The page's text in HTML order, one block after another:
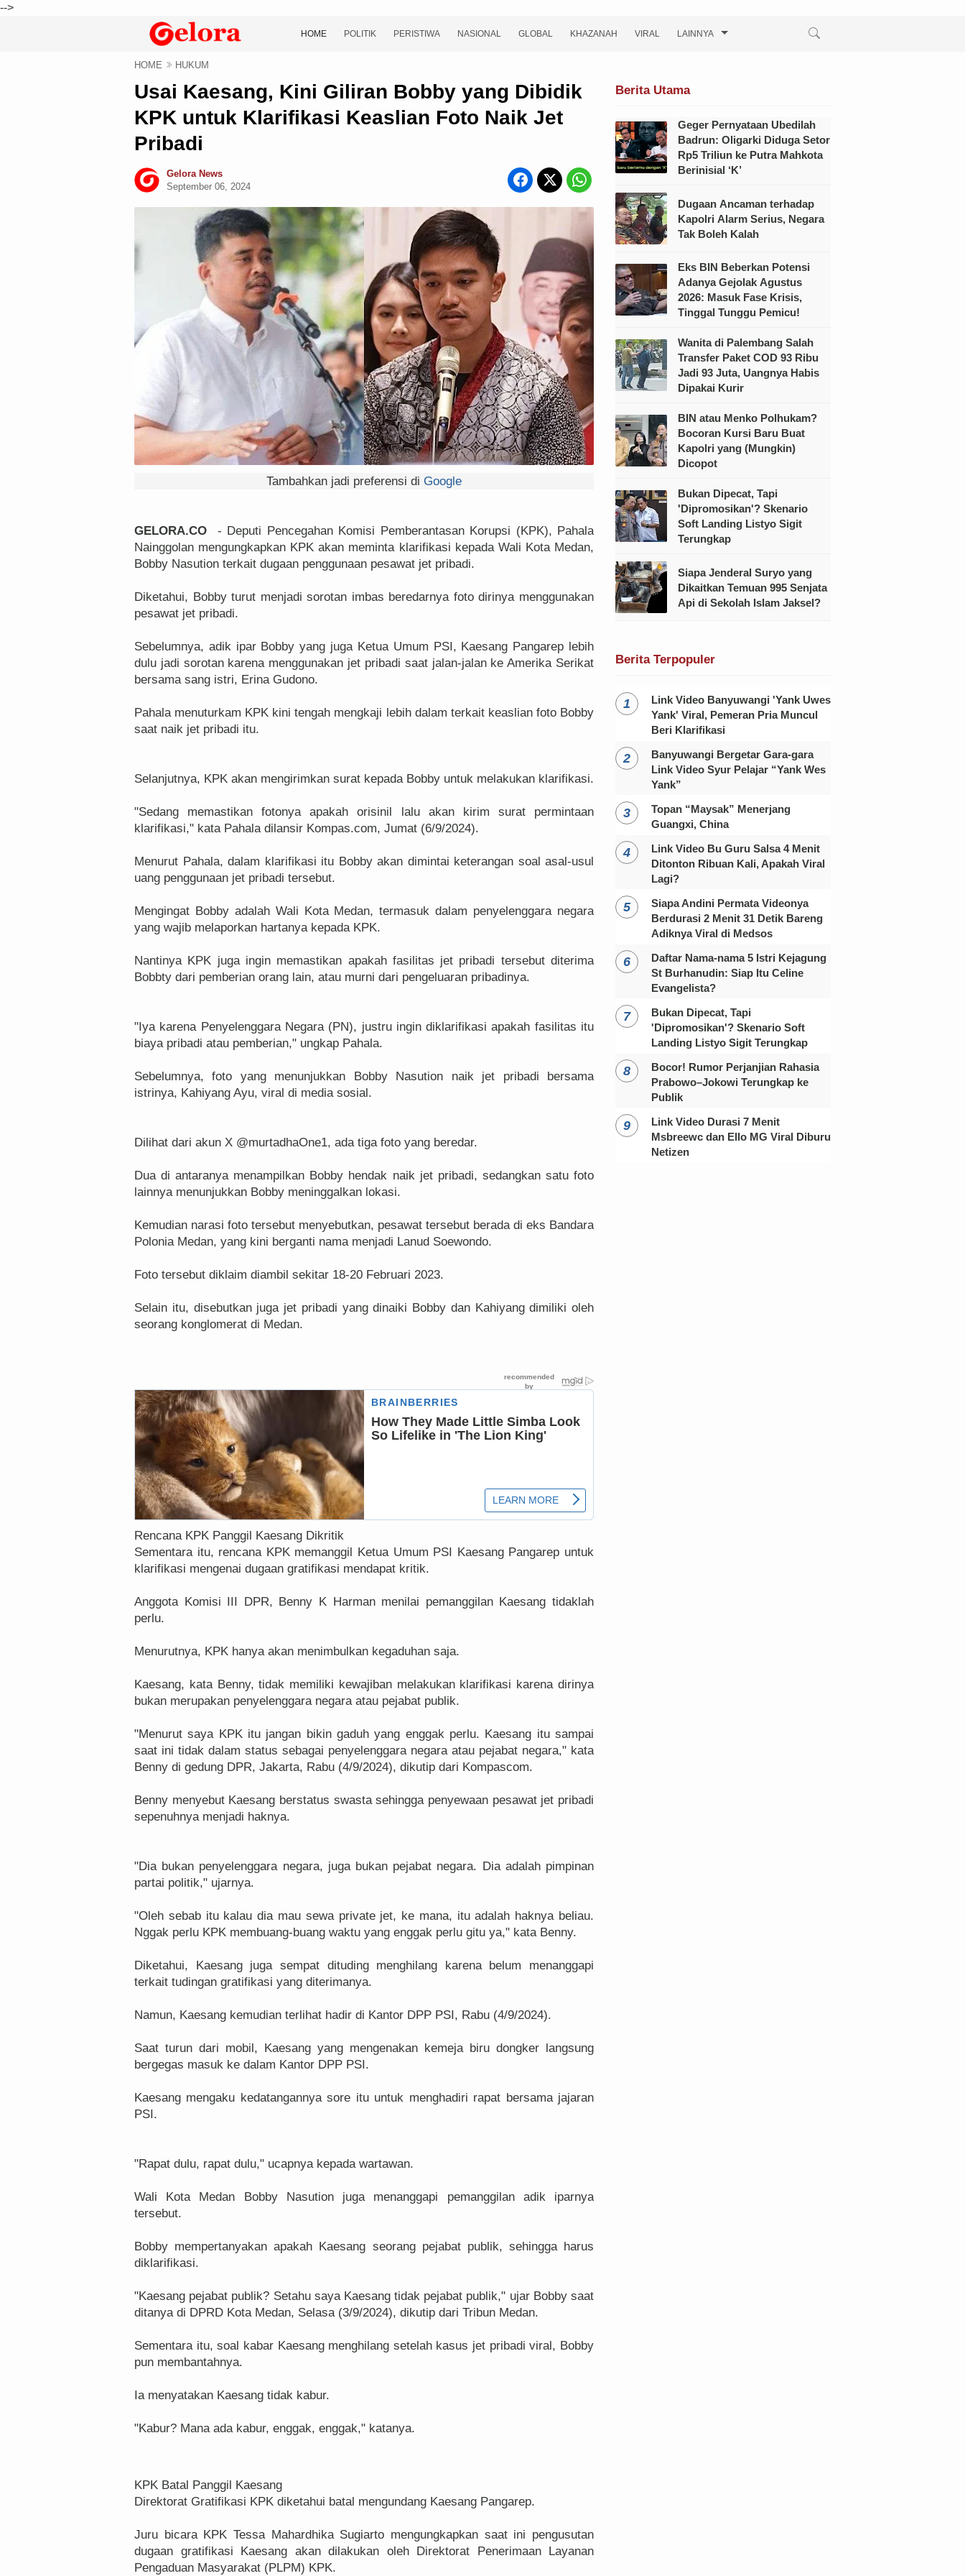
-->
HOME POLITIK PERISTIWA NASIONAL GLOBAL KHAZANAH VIRAL LAINNYA
HOME HUKUM
Usai Kaesang, Kini Giliran Bobby yang Dibidik
KPK untuk Klarifikasi Keaslian Foto Naik Jet
Pribadi
Gelora News
September 06, 2024
Tambahkan jadi preferensi di Google
GELORA.CO - Deputi Pencegahan Komisi Pemberantasan Korupsi (KPK), Pahala
Nainggolan mengungkapkan KPK akan meminta klarifikasi kepada Wali Kota Medan,
Bobby Nasution terkait dugaan penggunaan pesawat jet pribadi.
Diketahui, Bobby turut menjadi sorotan imbas beredarnya foto dirinya menggunakan
pesawat jet pribadi.
Sebelumnya, adik ipar Bobby yang juga Ketua Umum PSI, Kaesang Pangarep lebih
dulu jadi sorotan karena menggunakan jet pribadi saat jalan-jalan ke Amerika Serikat
bersama sang istri, Erina Gudono.
Pahala menuturkam KPK kini tengah mengkaji lebih dalam terkait keaslian foto Bobby
saat naik jet pribadi itu.
Selanjutnya, KPK akan mengirimkan surat kepada Bobby untuk melakukan klarifikasi.
"Sedang memastikan fotonya apakah orisinil lalu akan kirim surat permintaan
klarifikasi," kata Pahala dilansir Kompas.com, Jumat (6/9/2024).
Menurut Pahala, dalam klarifikasi itu Bobby akan dimintai keterangan soal asal-usul
uang penggunaan jet pribadi tersebut.
Mengingat Bobby adalah Wali Kota Medan, termasuk dalam penyelenggara negara
yang wajib melaporkan hartanya kepada KPK.
Nantinya KPK juga ingin memastikan apakah fasilitas jet pribadi tersebut diterima
Bobbty dari pemberian orang lain, atau murni dari pengeluaran pribadinya.
"Iya karena Penyelenggara Negara (PN), justru ingin diklarifikasi apakah fasilitas itu
biaya pribadi atau pemberian," ungkap Pahala.
Sebelumnya, foto yang menunjukkan Bobby Nasution naik jet pribadi bersama
istrinya, Kahiyang Ayu, viral di media sosial.
Dilihat dari akun X @murtadhaOne1, ada tiga foto yang beredar.
Dua di antaranya menampilkan Bobby hendak naik jet pribadi, sedangkan satu foto
lainnya menunjukkan Bobby meninggalkan lokasi.
Kemudian narasi foto tersebut menyebutkan, pesawat tersebut berada di eks Bandara
Polonia Medan, yang kini berganti nama menjadi Lanud Soewondo.
Foto tersebut diklaim diambil sekitar 18-20 Februari 2023.
Selain itu, disebutkan juga jet pribadi yang dinaiki Bobby dan Kahiyang dimiliki oleh
seorang konglomerat di Medan.
Rencana KPK Panggil Kaesang Dikritik
Sementara itu, rencana KPK memanggil Ketua Umum PSI Kaesang Pangarep untuk
klarifikasi mengenai dugaan gratifikasi mendapat kritik.
Anggota Komisi III DPR, Benny K Harman menilai pemanggilan Kaesang tidaklah
perlu.
Menurutnya, KPK hanya akan menimbulkan kegaduhan saja.
Kaesang, kata Benny, tidak memiliki kewajiban melakukan klarifikasi karena dirinya
bukan merupakan penyelenggara negara atau pejabat publik.
"Menurut saya KPK itu jangan bikin gaduh yang enggak perlu. Kaesang itu sampai
saat ini tidak dalam status sebagai penyelenggara negara atau pejabat negara," kata
Benny di gedung DPR, Jakarta, Rabu (4/9/2024), dikutip dari Kompascom.
Benny menyebut Kaesang berstatus swasta sehingga penyewaan pesawat jet pribadi
sepenuhnya menjadi haknya.
"Dia bukan penyelenggara negara, juga bukan pejabat negara. Dia adalah pimpinan
partai politik," ujarnya.
"Oleh sebab itu kalau dia mau sewa private jet, ke mana, itu adalah haknya beliau.
Nggak perlu KPK membuang-buang waktu yang enggak perlu gitu ya," kata Benny.
Diketahui, Kaesang juga sempat dituding menghilang karena belum menanggapi
terkait tudingan gratifikasi yang diterimanya.
Namun, Kaesang kemudian terlihat hadir di Kantor DPP PSI, Rabu (4/9/2024).
Saat turun dari mobil, Kaesang yang mengenakan kemeja biru dongker langsung
bergegas masuk ke dalam Kantor DPP PSI.
Kaesang mengaku kedatangannya sore itu untuk menghadiri rapat bersama jajaran
PSI.
"Rapat dulu, rapat dulu," ucapnya kepada wartawan.
Wali Kota Medan Bobby Nasution juga menanggapi pemanggilan adik iparnya
tersebut.
Bobby mempertanyakan apakah Kaesang seorang pejabat publik, sehingga harus
diklarifikasi.
"Kaesang pejabat publik? Setahu saya Kaesang tidak pejabat publik," ujar Bobby saat
ditanya di DPRD Kota Medan, Selasa (3/9/2024), dikutip dari Tribun Medan.
Sementara itu, soal kabar Kaesang menghilang setelah kasus jet pribadi viral, Bobby
pun membantahnya.
Ia menyatakan Kaesang tidak kabur.
"Kabur? Mana ada kabur, enggak, enggak," katanya.
KPK Batal Panggil Kaesang
Direktorat Gratifikasi KPK diketahui batal mengundang Kaesang Pangarep.
Juru bicara KPK Tessa Mahardhika Sugiarto mengungkapkan saat ini pengusutan
dugaan gratifikasi Kaesang akan dilakukan oleh Direktorat Penerimaan Layanan
Pengaduan Masyarakat (PLPM) KPK.
Berita Utama
Geger Pernyataan Ubedilah
Badrun: Oligarki Diduga Setor
Rp5 Triliun ke Putra Mahkota
Berinisial ‘K’
Dugaan Ancaman terhadap
Kapolri Alarm Serius, Negara
Tak Boleh Kalah
Eks BIN Beberkan Potensi
Adanya Gejolak Agustus
2026: Masuk Fase Krisis,
Tinggal Tunggu Pemicu!
Wanita di Palembang Salah
Transfer Paket COD 93 Ribu
Jadi 93 Juta, Uangnya Habis
Dipakai Kurir
BIN atau Menko Polhukam?
Bocoran Kursi Baru Buat
Kapolri yang (Mungkin)
Dicopot
Bukan Dipecat, Tapi
'Dipromosikan'? Skenario
Soft Landing Listyo Sigit
Terungkap
Siapa Jenderal Suryo yang
Dikaitkan Temuan 995 Senjata
Api di Sekolah Islam Jaksel?
Berita Terpopuler
Link Video Banyuwangi 'Yank Uwes
Yank' Viral, Pemeran Pria Muncul
Beri Klarifikasi
Banyuwangi Bergetar Gara-gara
Link Video Syur Pelajar “Yank Wes
Yank”
Topan “Maysak” Menerjang
Guangxi, China
Link Video Bu Guru Salsa 4 Menit
Ditonton Ribuan Kali, Apakah Viral
Lagi?
Siapa Andini Permata Videonya
Berdurasi 2 Menit 31 Detik Bareng
Adiknya Viral di Medsos
Daftar Nama-nama 5 Istri Kejagung
St Burhanudin: Siap Itu Celine
Evangelista?
Bukan Dipecat, Tapi
'Dipromosikan'? Skenario Soft
Landing Listyo Sigit Terungkap
Bocor! Rumor Perjanjian Rahasia
Prabowo–Jokowi Terungkap ke
Publik
Link Video Durasi 7 Menit
Msbreewc dan Ello MG Viral Diburu
Netizen